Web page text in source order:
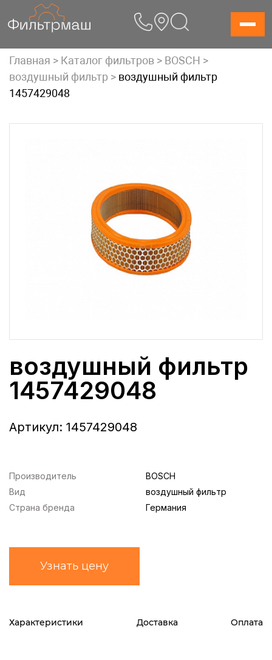
to
Главная > Каталог фильтров > BOSCH >
воздушный фильтр > воздушный фильтр
1457429048
воздушный фильтр
1457429048
Артикул: 1457429048
Производитель
BOSCH
Вид
воздушный фильтр
Страна бренда
Германия
Узнать цену
Характеристики Доставка Оплата